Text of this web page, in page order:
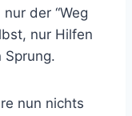
der “Weg
nur Hilfen
nun nichts